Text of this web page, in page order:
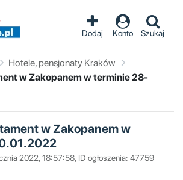
Dodaj Konto Szukaj
Hotele, pensjonaty Kraków
w Zakopanem w terminie 28-
w Zakopanem w
2022, 18:57:58, ID ogłoszenia: 47759